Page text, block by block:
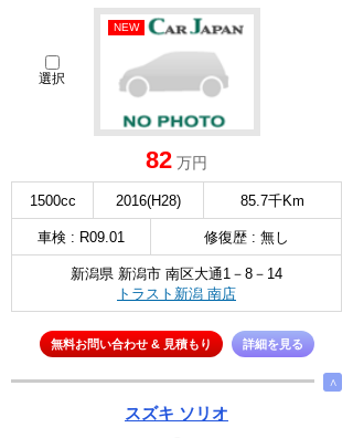
選択
NEW
82 万円
1500cc 2016(H28) 85.7千Km
車検 : R09.01 修復歴 : 無し
新潟県 新潟市 南区大通1－8－14
トラスト新潟 南店
無料お問い合わせ & 見積もり 詳細を見る
∧
スズキ ソリオ